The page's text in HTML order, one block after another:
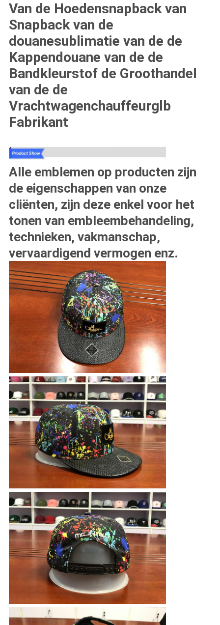
Van de Hoedensnapback van
Snapback van de
douanesublimatie van de de
Kappendouane van de de
Bandkleurstof de Groothandel
van de de
Vrachtwagenchauffeurglb
Fabrikant
Alle emblemen op producten zijn
de eigenschappen van onze
cliënten, zijn deze enkel voor het
tonen van embleembehandeling,
technieken, vakmanschap,
vervaardigend vermogen enz.